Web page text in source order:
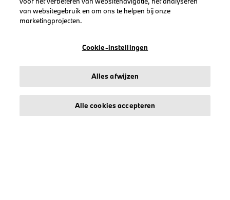
LEGAL
Over stichd
van websitegebruik en om ons te helpen bij onze
marketingprojecten.
Cookie-instellingen
Alles afwijzen
Alle cookies accepteren